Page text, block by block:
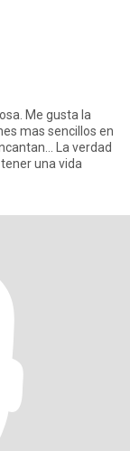
Me gusta la
mas sencillos en
La verdad
una vida